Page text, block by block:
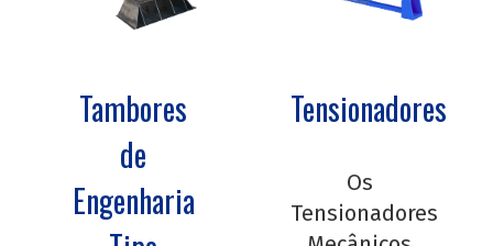
Tambores
de
Engenharia
Tensionadores
Os
Tensionadores